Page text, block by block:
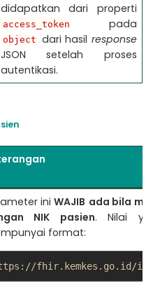
didapatkan dari properti
access_token pada
object dari hasil response
JSON setelah proses
autentikasi.
iniWAJIB ada bila
NIK pasien. Nilai
format:
fhir.kemkes.go.id/